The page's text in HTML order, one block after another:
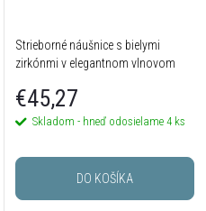
Strieborné náušnice s bielymi
zirkónmi v elegantnom vlnovom
€45,27
Skladom - hneď odosielame 4 ks
DO KOŠÍKA